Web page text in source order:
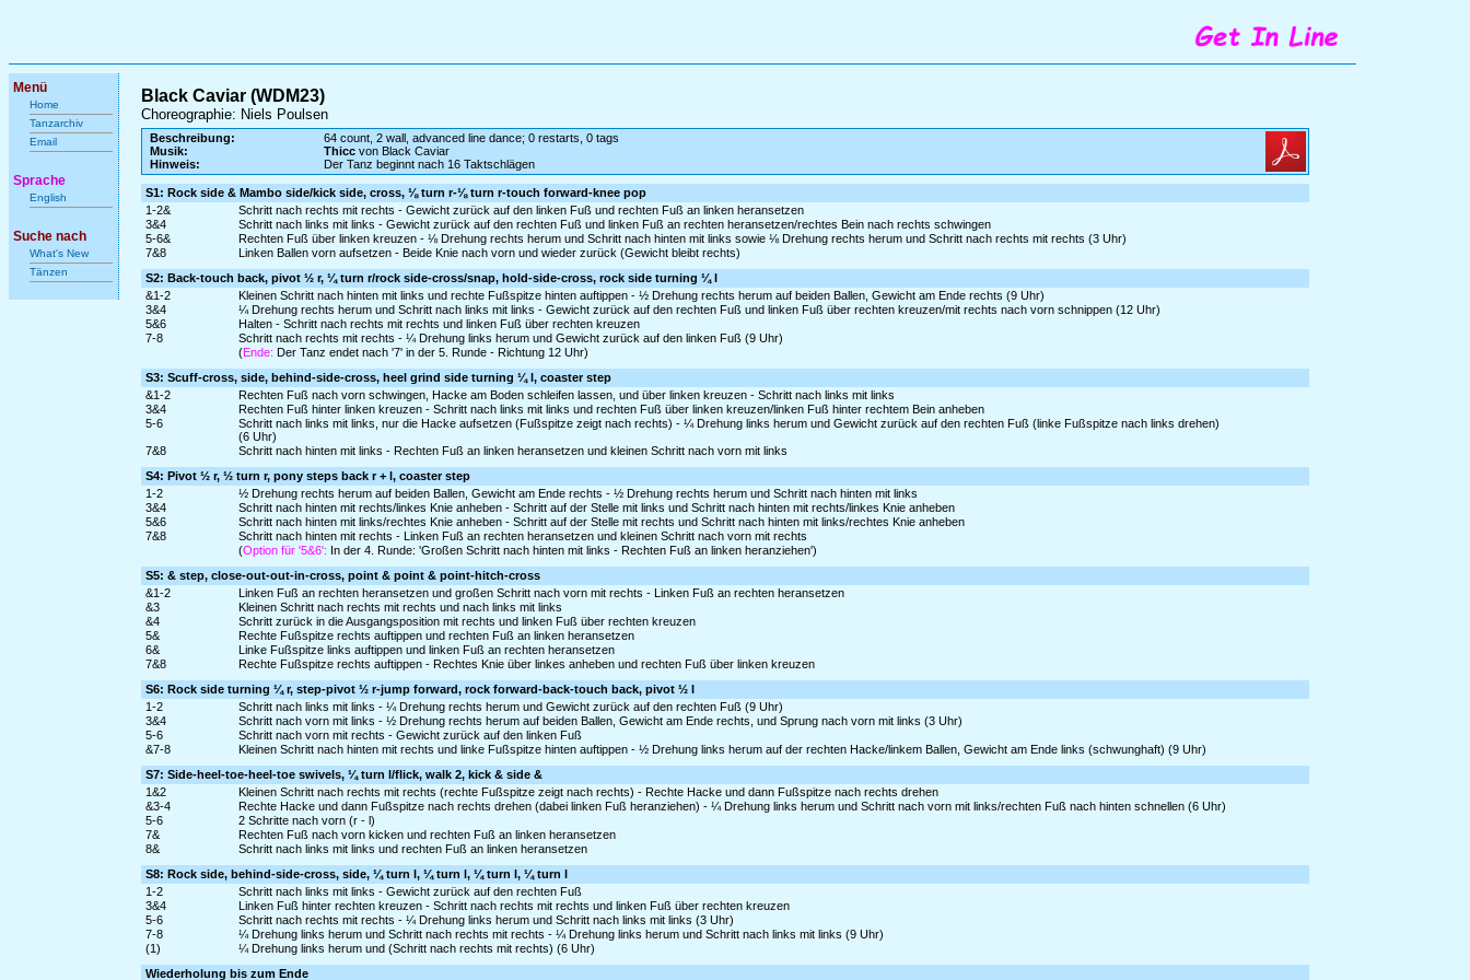
Menü
Home
Tanzarchiv
Email
Sprache
English
Suche nach
What's New
Tänzen
Black Caviar (WDM23)
Choreographie: Niels Poulsen
Beschreibung:
64 count, 2 wall, advanced line dance; 0 restarts, 0 tags
Musik:
Thicc von Black Caviar
Hinweis:
Der Tanz beginnt nach 16 Taktschlägen
S1: Rock side & Mambo side/kick side, cross, ⅛ turn r-⅛ turn r-touch forward-knee pop
1-2&
Schritt nach rechts mit rechts - Gewicht zurück auf den linken Fuß und rechten Fuß an linken heransetzen
3&4
Schritt nach links mit links - Gewicht zurück auf den rechten Fuß und linken Fuß an rechten heransetzen/rechtes Bein nach rechts schwingen
5-6&
Rechten Fuß über linken kreuzen - ⅛ Drehung rechts herum und Schritt nach hinten mit links sowie ⅛ Drehung rechts herum und Schritt nach rechts mit rechts (3 Uhr)
7&8
Linken Ballen vorn aufsetzen - Beide Knie nach vorn und wieder zurück (Gewicht bleibt rechts)
S2: Back-touch back, pivot ½ r, ¼ turn r/rock side-cross/snap, hold-side-cross, rock side turning ¼ l
&1-2
Kleinen Schritt nach hinten mit links und rechte Fußspitze hinten auftippen - ½ Drehung rechts herum auf beiden Ballen, Gewicht am Ende rechts (9 Uhr)
3&4
¼ Drehung rechts herum und Schritt nach links mit links - Gewicht zurück auf den rechten Fuß und linken Fuß über rechten kreuzen/mit rechts nach vorn schnippen (12 Uhr)
5&6
Halten - Schritt nach rechts mit rechts und linken Fuß über rechten kreuzen
7-8
Schritt nach rechts mit rechts - ¼ Drehung links herum und Gewicht zurück auf den linken Fuß (9 Uhr)
(Ende: Der Tanz endet nach '7' in der 5. Runde - Richtung 12 Uhr)
S3: Scuff-cross, side, behind-side-cross, heel grind side turning ¼ l, coaster step
&1-2
Rechten Fuß nach vorn schwingen, Hacke am Boden schleifen lassen, und über linken kreuzen - Schritt nach links mit links
3&4
Rechten Fuß hinter linken kreuzen - Schritt nach links mit links und rechten Fuß über linken kreuzen/linken Fuß hinter rechtem Bein anheben
5-6
Schritt nach links mit links, nur die Hacke aufsetzen (Fußspitze zeigt nach rechts) - ¼ Drehung links herum und Gewicht zurück auf den rechten Fuß (linke Fußspitze nach links drehen)
(6 Uhr)
7&8
Schritt nach hinten mit links - Rechten Fuß an linken heransetzen und kleinen Schritt nach vorn mit links
S4: Pivot ½ r, ½ turn r, pony steps back r + l, coaster step
1-2
½ Drehung rechts herum auf beiden Ballen, Gewicht am Ende rechts - ½ Drehung rechts herum und Schritt nach hinten mit links
3&4
Schritt nach hinten mit rechts/linkes Knie anheben - Schritt auf der Stelle mit links und Schritt nach hinten mit rechts/linkes Knie anheben
5&6
Schritt nach hinten mit links/rechtes Knie anheben - Schritt auf der Stelle mit rechts und Schritt nach hinten mit links/rechtes Knie anheben
7&8
Schritt nach hinten mit rechts - Linken Fuß an rechten heransetzen und kleinen Schritt nach vorn mit rechts
(Option für '5&6': In der 4. Runde: 'Großen Schritt nach hinten mit links - Rechten Fuß an linken heranziehen')
S5: & step, close-out-out-in-cross, point & point & point-hitch-cross
&1-2
Linken Fuß an rechten heransetzen und großen Schritt nach vorn mit rechts - Linken Fuß an rechten heransetzen
&3
Kleinen Schritt nach rechts mit rechts und nach links mit links
&4
Schritt zurück in die Ausgangsposition mit rechts und linken Fuß über rechten kreuzen
5&
Rechte Fußspitze rechts auftippen und rechten Fuß an linken heransetzen
6&
Linke Fußspitze links auftippen und linken Fuß an rechten heransetzen
7&8
Rechte Fußspitze rechts auftippen - Rechtes Knie über linkes anheben und rechten Fuß über linken kreuzen
S6: Rock side turning ¼ r, step-pivot ½ r-jump forward, rock forward-back-touch back, pivot ½ l
1-2
Schritt nach links mit links - ¼ Drehung rechts herum und Gewicht zurück auf den rechten Fuß (9 Uhr)
3&4
Schritt nach vorn mit links - ½ Drehung rechts herum auf beiden Ballen, Gewicht am Ende rechts, und Sprung nach vorn mit links (3 Uhr)
5-6
Schritt nach vorn mit rechts - Gewicht zurück auf den linken Fuß
&7-8
Kleinen Schritt nach hinten mit rechts und linke Fußspitze hinten auftippen - ½ Drehung links herum auf der rechten Hacke/linkem Ballen, Gewicht am Ende links (schwunghaft) (9 Uhr)
S7: Side-heel-toe-heel-toe swivels, ¼ turn l/flick, walk 2, kick & side &
1&2
Kleinen Schritt nach rechts mit rechts (rechte Fußspitze zeigt nach rechts) - Rechte Hacke und dann Fußspitze nach rechts drehen
&3-4
Rechte Hacke und dann Fußspitze nach rechts drehen (dabei linken Fuß heranziehen) - ¼ Drehung links herum und Schritt nach vorn mit links/rechten Fuß nach hinten schnellen (6 Uhr)
5-6
2 Schritte nach vorn (r - l)
7&
Rechten Fuß nach vorn kicken und rechten Fuß an linken heransetzen
8&
Schritt nach links mit links und rechten Fuß an linken heransetzen
S8: Rock side, behind-side-cross, side, ¼ turn l, ¼ turn l, ¼ turn l, ¼ turn l
1-2
Schritt nach links mit links - Gewicht zurück auf den rechten Fuß
3&4
Linken Fuß hinter rechten kreuzen - Schritt nach rechts mit rechts und linken Fuß über rechten kreuzen
5-6
Schritt nach rechts mit rechts - ¼ Drehung links herum und Schritt nach links mit links (3 Uhr)
7-8
¼ Drehung links herum und Schritt nach rechts mit rechts - ¼ Drehung links herum und Schritt nach links mit links (9 Uhr)
(1)
¼ Drehung links herum und (Schritt nach rechts mit rechts) (6 Uhr)
Wiederholung bis zum Ende